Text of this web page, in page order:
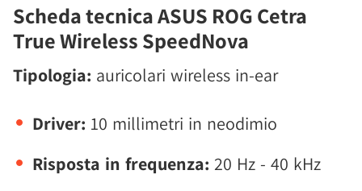
Scheda tecnica ASUS ROG Cetra
True Wireless SpeedNova
Tipologia: auricolari wireless in-ear
Driver: 10 millimetri in neodimio
Risposta in frequenza: 20 Hz - 40 kHz